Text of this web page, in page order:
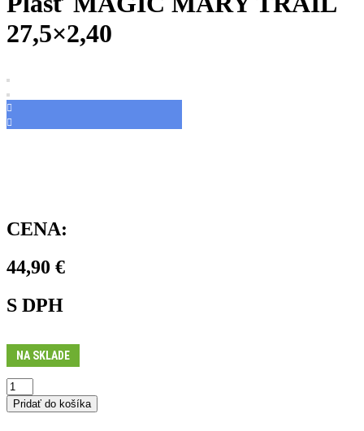
27,5×2,40
CENA:
44,90 €
S DPH
NA SKLADE
množstvo
Plášť
MAGIC
Pridať do košíka